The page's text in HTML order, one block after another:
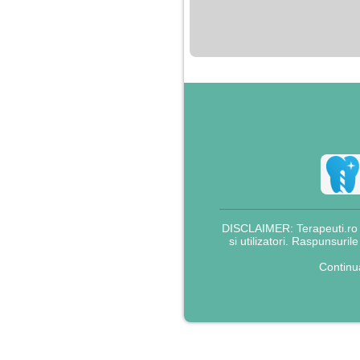
pentru bani.
DISCLAIMER:
si utilizatori.